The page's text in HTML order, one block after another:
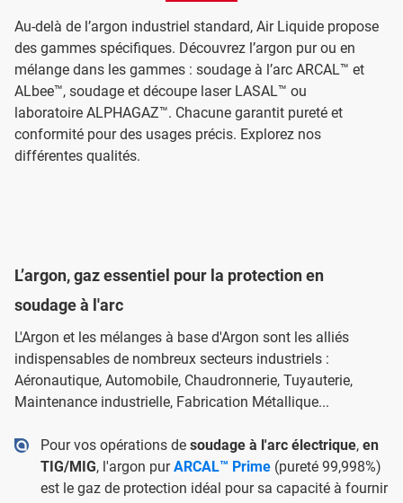
Au-delà de l’argon industriel standard, Air Liquide propose
des gammes spécifiques. Découvrez l’argon pur ou en
mélange dans les gammes : soudage à l’arc ARCAL™ et
ALbee™, soudage et découpe laser LASAL™ ou
laboratoire ALPHAGAZ™. Chacune garantit pureté et
conformité pour des usages précis. Explorez nos
différentes qualités.
L’argon, gaz essentiel pour la protection en
soudage à l'arc
L'Argon et les mélanges à base d'Argon sont les alliés
indispensables de nombreux secteurs industriels :
Aéronautique, Automobile, Chaudronnerie, Tuyauterie,
Maintenance industrielle, Fabrication Métallique...
Pour vos opérations de soudage à l'arc électrique, en
TIG/MIG, l'argon purARCAL™ Prime(pureté 99,998%)
est le gaz de protection idéal pour sa capacité à fournir